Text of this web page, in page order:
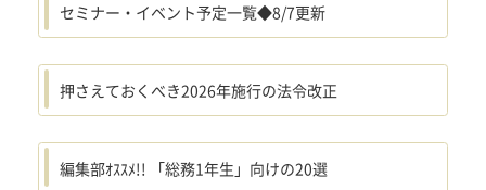
セミナー・イベント予定一覧◆8/7更新
押さえておくべき2026年施行の法令改正
編集部ｵｽｽﾒ!! 「総務1年生」向けの20選